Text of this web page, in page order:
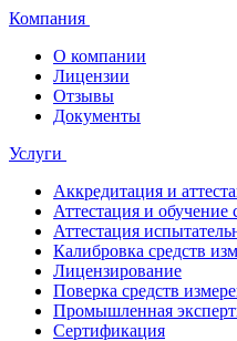
Компания
О компании
Лицензии
Отзывы
Документы
Услуги
Аккредитация и
Аттестация и обучение
Аттестация
Калибровка средств
Лицензирование
Поверка средств
Промышленная
Сертификация